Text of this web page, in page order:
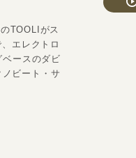
TOOLIがス
エレクトロ
ースのダビ
ビート・サ